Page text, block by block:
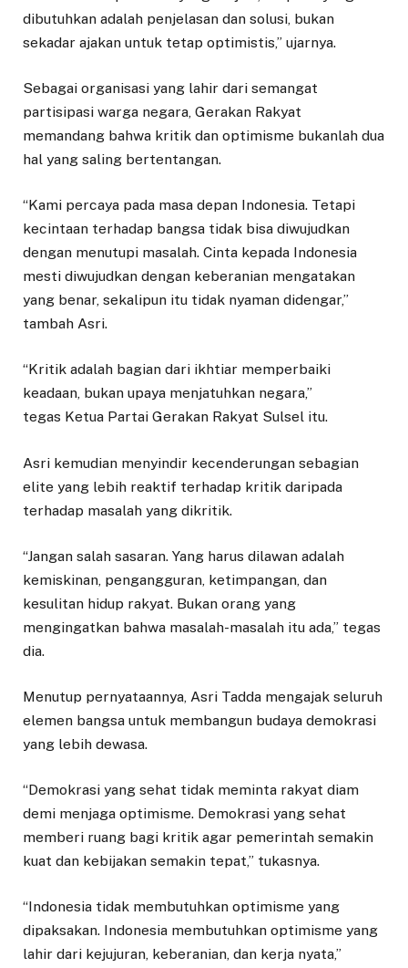
dibutuhkan adalah penjelasan dan solusi, bukan
sekadar ajakan untuk tetap optimistis,” ujarnya.
Sebagai organisasi yang lahir dari semangat
partisipasi warga negara, Gerakan Rakyat
memandang bahwa kritik dan optimisme bukanlah dua
hal yang saling bertentangan.
“Kami percaya pada masa depan Indonesia. Tetapi
kecintaan terhadap bangsa tidak bisa diwujudkan
dengan menutupi masalah. Cinta kepada Indonesia
mesti diwujudkan dengan keberanian mengatakan
yang benar, sekalipun itu tidak nyaman didengar,”
tambah Asri.
“Kritik adalah bagian dari ikhtiar memperbaiki
keadaan, bukan upaya menjatuhkan negara,”
tegas Ketua Partai Gerakan Rakyat Sulsel itu.
Asri kemudian menyindir kecenderungan sebagian
elite yang lebih reaktif terhadap kritik daripada
terhadap masalah yang dikritik.
“Jangan salah sasaran. Yang harus dilawan adalah
kemiskinan, pengangguran, ketimpangan, dan
kesulitan hidup rakyat. Bukan orang yang
mengingatkan bahwa masalah-masalah itu ada,” tegas
dia.
Menutup pernyataannya, Asri Tadda mengajak seluruh
elemen bangsa untuk membangun budaya demokrasi
yang lebih dewasa.
“Demokrasi yang sehat tidak meminta rakyat diam
demi menjaga optimisme. Demokrasi yang sehat
memberi ruang bagi kritik agar pemerintah semakin
kuat dan kebijakan semakin tepat,” tukasnya.
“Indonesia tidak membutuhkan optimisme yang
dipaksakan. Indonesia membutuhkan optimisme yang
lahir dari kejujuran, keberanian, dan kerja nyata,”